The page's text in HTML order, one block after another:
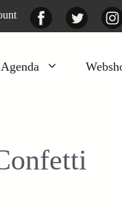
FacebookTwitter
Agenda